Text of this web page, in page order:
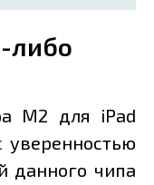
либо
M2 для iPad
данного чипа